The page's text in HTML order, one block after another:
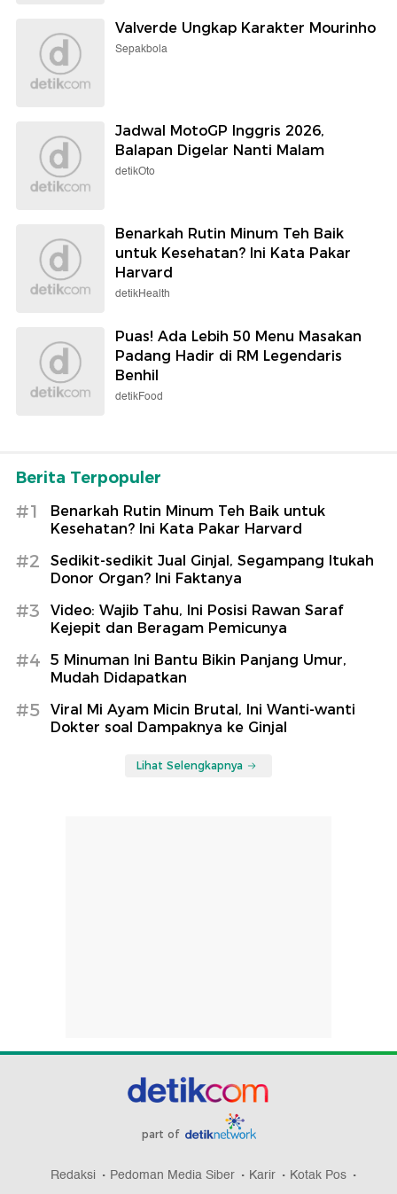
Valverde Ungkap Karakter Mourinho
Sepakbola
Jadwal MotoGP Inggris 2026,
Balapan Digelar Nanti Malam
detikOto
Benarkah Rutin Minum Teh Baik
untuk Kesehatan? Ini Kata Pakar
Harvard
detikHealth
Puas! Ada Lebih 50 Menu Masakan
Padang Hadir di RM Legendaris
Benhil
detikFood
Berita Terpopuler
#1
Benarkah Rutin Minum Teh Baik untuk
Kesehatan? Ini Kata Pakar Harvard
#2
Sedikit-sedikit Jual Ginjal, Segampang Itukah
Donor Organ? Ini Faktanya
#3
Video: Wajib Tahu, Ini Posisi Rawan Saraf
Kejepit dan Beragam Pemicunya
#4
5 Minuman Ini Bantu Bikin Panjang Umur,
Mudah Didapatkan
#5
Viral Mi Ayam Micin Brutal, Ini Wanti-wanti
Dokter soal Dampaknya ke Ginjal
Lihat Selengkapnya
part of
Redaksi Pedoman Media Siber Karir
Kotak Pos